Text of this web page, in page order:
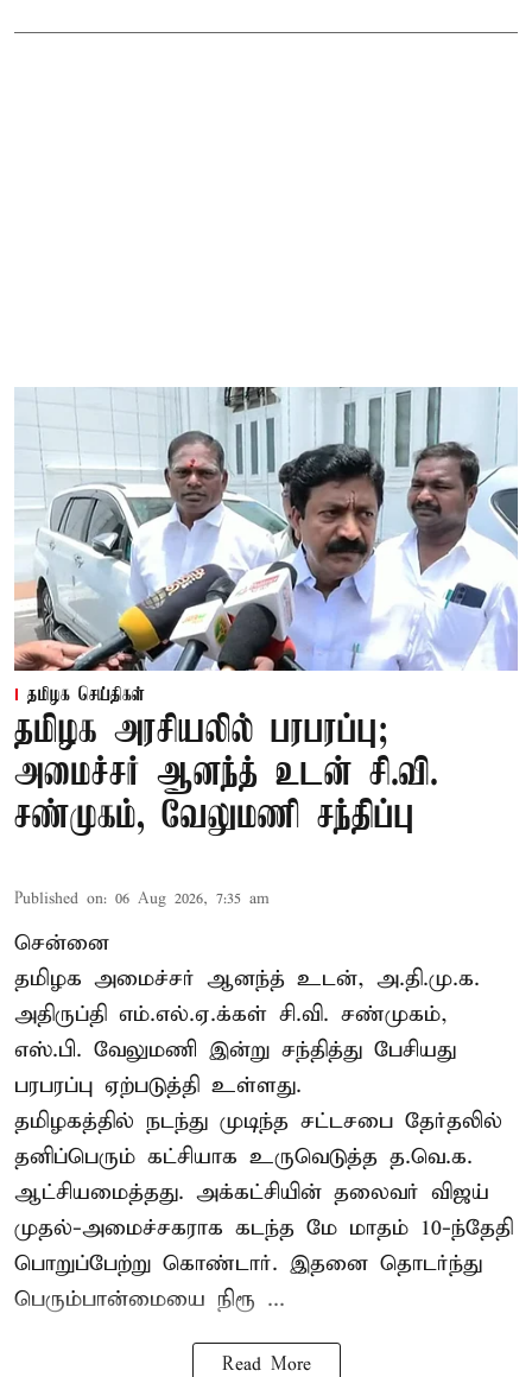
தமிழக செய்திகள்
தமிழக அரசியலில் பரபரப்பு;
அமைச்சர் ஆனந்த் உடன் சி.வி.
சண்முகம், வேலுமணி சந்திப்பு
Published on: 06 Aug 2026, 7:35 am
சென்னை
தமிழக அமைச்சர் ஆனந்த் உடன், அ.தி.மு.க.
அதிருப்தி எம்.எல்.ஏ.க்கள் சி.வி. சண்முகம்,
எஸ்.பி. வேலுமணி இன்று சந்தித்து பேசியது
பரபரப்பு ஏற்படுத்தி உள்ளது.
தமிழகத்தில் நடந்து முடிந்த சட்டசபை தேர்தலில்
தனிப்பெரும் கட்சியாக உருவெடுத்த த.வெ.க.
ஆட்சியமைத்தது. அக்கட்சியின் தலைவர் விஜய்
முதல்-அமைச்சகராக கடந்த மே மாதம் 10-ந்தேதி
பொறுப்பேற்று கொண்டார். இதனை தொடர்ந்து
பெரும்பான்மையை நிரூ ...
Read More